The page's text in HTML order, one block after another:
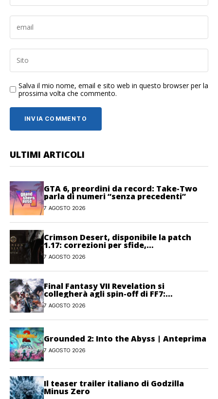
Salva il mio nome, email e sito web in questo browser per la
prossima volta che commento.
ULTIMI ARTICOLI
GTA 6, preordini da record: Take-Two
parla di numeri “senza precedenti”
7 AGOSTO 2026
Crimson Desert, disponibile la patch
1.17: correzioni per sfide,
combattimento e interfaccia
7 AGOSTO 2026
Final Fantasy VII Revelation si
collegherà agli spin-off di FF7:
Hamaguchi non si pone limiti
7 AGOSTO 2026
Grounded 2: Into the Abyss | Anteprima
7 AGOSTO 2026
Il teaser trailer italiano di Godzilla
Minus Zero